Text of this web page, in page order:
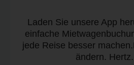
Laden Sie unsere App
einfache
jede Reise besser
ändern.